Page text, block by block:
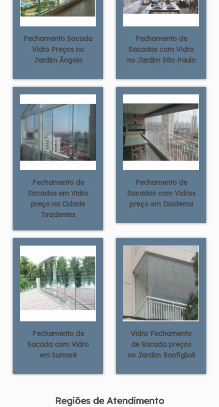
Fechamento Sacada
Vidro Preços no
Jardim Ângela
Fechamento de
Sacadas com Vidro
no Jardim São Paulo
Fechamento de
Sacadas em Vidro
preço na Cidade
Tiradentes
Fechamento de
Sacadas com Vidros
preço em Diadema
Fechamento de
Sacada com Vidro
em Sumaré
Vidro Fechamento
de Sacada preços
no Jardim Bonfiglioli
Regiões de Atendimento